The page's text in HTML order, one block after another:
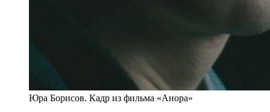
Юра Борисов. Кадр из фильма «Анора»